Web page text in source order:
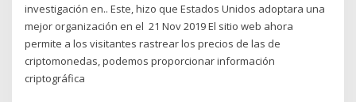
investigación en.. Este, hizo que Estados Unidos adoptara una
mejor organización en el 21 Nov 2019 El sitio web ahora
permite a los visitantes rastrear los precios de las de
criptomonedas, podemos proporcionar información
criptográfica